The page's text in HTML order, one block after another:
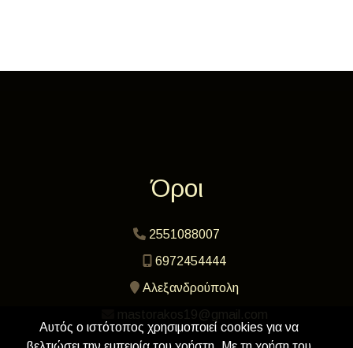
Όροι
2551088007
6972454444
Αλεξανδρούπολη
mastorakos19@gmail.com
Αυτός ο ιστότοπος χρησιμοποιεί cookies για να